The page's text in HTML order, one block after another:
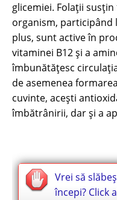
glicemiei. Folații
organism, participând
plus, sunt active în
vitaminei B12 și a
îmbunătățesc
de asemenea
cuvinte, acești
îmbătrânirii, dar și a
Vrei să
începi? Click